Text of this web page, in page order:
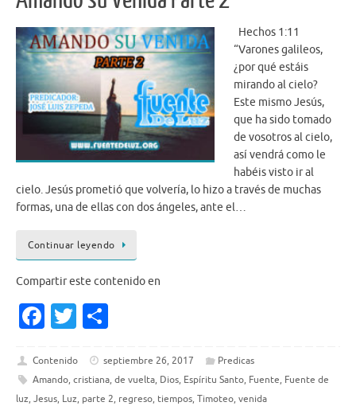
Hechos 1:11
“Varones galileos,
¿por qué estáis
mirando al cielo?
Este mismo Jesús,
que ha sido tomado
de vosotros al cielo,
así vendrá como le
habéis visto ir al
cielo. Jesús prometió que volvería, lo hizo a través de muchas
formas, una de ellas con dos ángeles, ante el…
Continuar leyendo
Compartir este contenido en
Fa
e
b
T
it
te
ar
e
Contenido septiembre 26, 2017
Predicas
Amando, cristiana, de vuelta, Dios, Espíritu Santo, Fuente, Fuente de
luz, Jesus, Luz, parte 2, regreso, tiempos, Timoteo, venida